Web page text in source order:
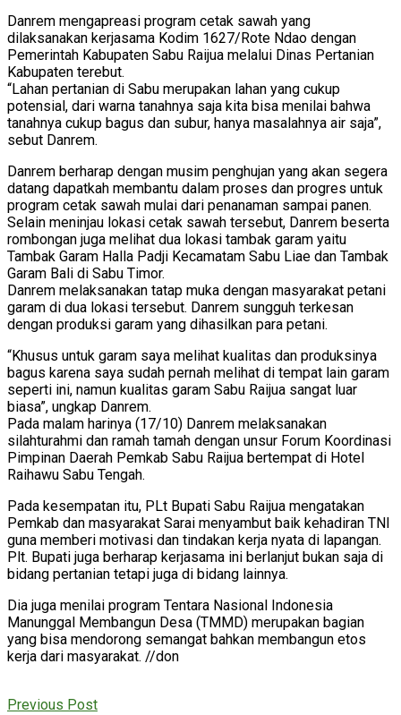
Danrem mengapreasi program cetak sawah yang
dilaksanakan kerjasama Kodim 1627/Rote Ndao dengan
Pemerintah Kabupaten Sabu Raijua melalui Dinas Pertanian
Kabupaten terebut.
“Lahan pertanian di Sabu merupakan lahan yang cukup
potensial, dari warna tanahnya saja kita bisa menilai bahwa
tanahnya cukup bagus dan subur, hanya masalahnya air saja”,
sebut Danrem.
Danrem berharap dengan musim penghujan yang akan segera
datang dapatkah membantu dalam proses dan progres untuk
program cetak sawah mulai dari penanaman sampai panen.
Selain meninjau lokasi cetak sawah tersebut, Danrem beserta
rombongan juga melihat dua lokasi tambak garam yaitu
Tambak Garam Halla Padji Kecamatam Sabu Liae dan Tambak
Garam Bali di Sabu Timor.
Danrem melaksanakan tatap muka dengan masyarakat petani
garam di dua lokasi tersebut. Danrem sungguh terkesan
dengan produksi garam yang dihasilkan para petani.
“Khusus untuk garam saya melihat kualitas dan produksinya
bagus karena saya sudah pernah melihat di tempat lain garam
seperti ini, namun kualitas garam Sabu Raijua sangat luar
biasa”, ungkap Danrem.
Pada malam harinya (17/10) Danrem melaksanakan
silahturahmi dan ramah tamah dengan unsur Forum Koordinasi
Pimpinan Daerah Pemkab Sabu Raijua bertempat di Hotel
Raihawu Sabu Tengah.
Pada kesempatan itu, PLt Bupati Sabu Raijua mengatakan
Pemkab dan masyarakat Sarai menyambut baik kehadiran TNI
guna memberi motivasi dan tindakan kerja nyata di lapangan.
Plt. Bupati juga berharap kerjasama ini berlanjut bukan saja di
bidang pertanian tetapi juga di bidang lainnya.
Dia juga menilai program Tentara Nasional Indonesia
Manunggal Membangun Desa (TMMD) merupakan bagian
yang bisa mendorong semangat bahkan membangun etos
kerja dari masyarakat. //don
Previous Post